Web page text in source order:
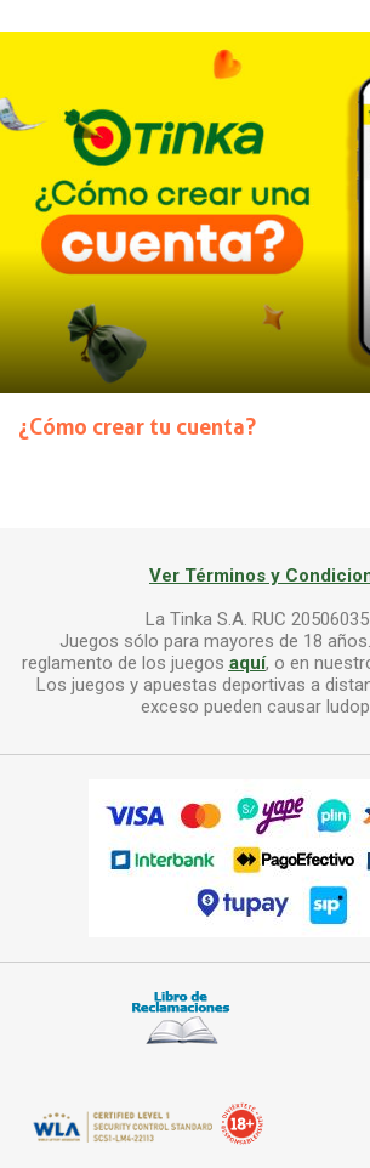
¿Cómo crear tu cuenta?
Ver Términos y
La Tinka S.A. RUC
Juegos sólo para mayores de 18
reglamento de los juegos aquí, o en
Los juegos y apuestas deportivas a
exceso pueden causar